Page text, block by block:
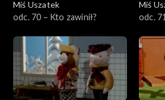
Miś Uszatek
odc. 70 – Kto zawinił?
Miś
odc.